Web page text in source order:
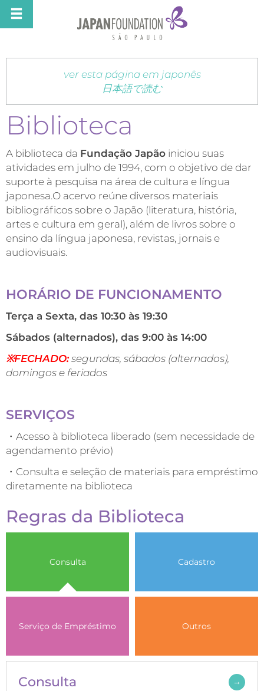
ver esta página em japonês
日本語で読む
Biblioteca
A biblioteca da Fundação Japão iniciou suas
atividades em julho de 1994, com o objetivo de dar
suporte à pesquisa na área de cultura e língua
japonesa.O acervo reúne diversos materiais
bibliográficos sobre o Japão (literatura, história,
artes e cultura em geral), além de livros sobre o
ensino da língua japonesa, revistas, jornais e
audiovisuais.
HORÁRIO DE FUNCIONAMENTO
Terça a Sexta, das 10:30 às 19:30
Sábados (alternados), das 9:00 às 14:00
※FECHADO: segundas, sábados (alternados),
domingos e feriados
SERVIÇOS
・Acesso à biblioteca liberado (sem necessidade de
agendamento prévio)
・Consulta e seleção de materiais para empréstimo
diretamente na biblioteca
Regras da Biblioteca
Consulta Cadastro
Serviço de Empréstimo Outros
→
Consulta